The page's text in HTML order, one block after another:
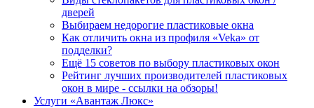
дверей
Выбираем недорогие пластиковые окна
Как отличить окна из профиля «Veka» от
подделки?
Ещё 15 советов по выбору пластиковых окон
Рейтинг лучших производителей пластиковых
окон в мире - ссылки на обзоры!
Услуги «Авантаж Люкс»